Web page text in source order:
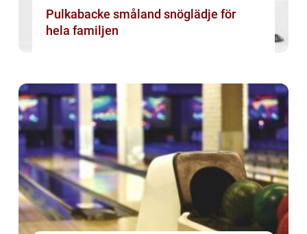
Pulkabacke småland snöglädje för
hela familjen